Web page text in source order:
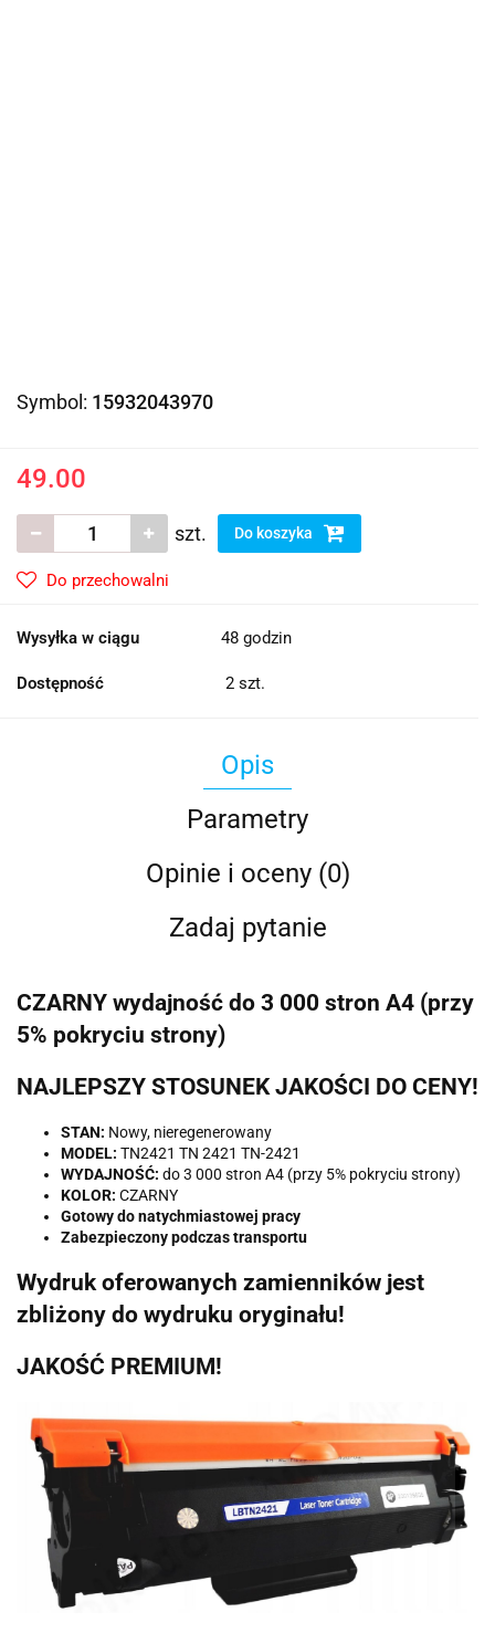
Symbol: 15932043970
49.00
szt. Do koszyka
Do przechowalni
Wysyłka w ciągu 48 godzin
Dostępność 2 szt.
Opis
Parametry
Opinie i oceny (0)
Zadaj pytanie
CZARNY wydajność do 3 000 stron A4 (przy
5% pokryciu strony)
NAJLEPSZY STOSUNEK JAKOŚCI DO CENY!
STAN: Nowy, nieregenerowany
MODEL: TN2421 TN 2421 TN-2421
WYDAJNOŚĆ: do 3 000 stron A4 (przy 5% pokryciu strony)
KOLOR: CZARNY
Gotowy do natychmiastowej pracy
Zabezpieczony podczas transportu
Wydruk oferowanych zamienników jest
zbliżony do wydruku oryginału!
JAKOŚĆ PREMIUM!